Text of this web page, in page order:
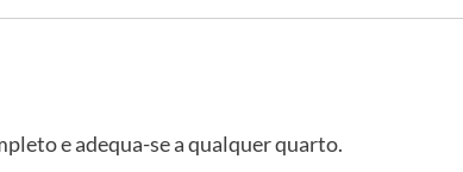
e adequa-se a qualquer quarto.